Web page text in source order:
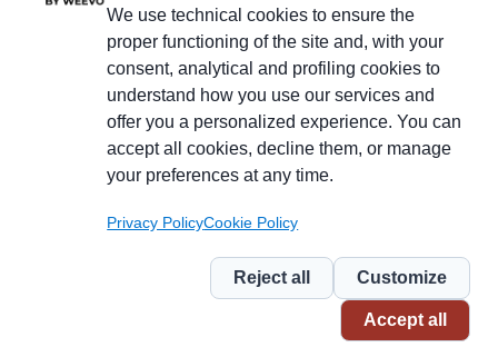
Rechtliche Informationen
Farmfront S.p.A.
Werk und Sitz der Gesellschaft: Via S. Eusebio 7, 41014 Castelvetro di
Modena (MO) - IT
Steuernr., USt-IdNr., Eintragungsnummer beim Handelsregister Modena
01294030364 - zertifizierte E-Mail-Anschrift:
farmfrontspa@legalmail.it
Eingetragen im Verzeichnis der Wirtschafts- und Verwaltungsdaten
(R.E.A.) unter der Nr. M0203512 - voll eingezahltes Grundkapital
Privacy NL Whistleblowing Cookie
We use technical cookies to ensure the
proper functioning of the site and, with your
consent, analytical and profiling cookies to
understand how you use our services and
offer you a personalized experience. You can
accept all cookies, decline them, or manage
your preferences at any time.
Privacy PolicyCookie Policy
Reject all Customize
Accept all